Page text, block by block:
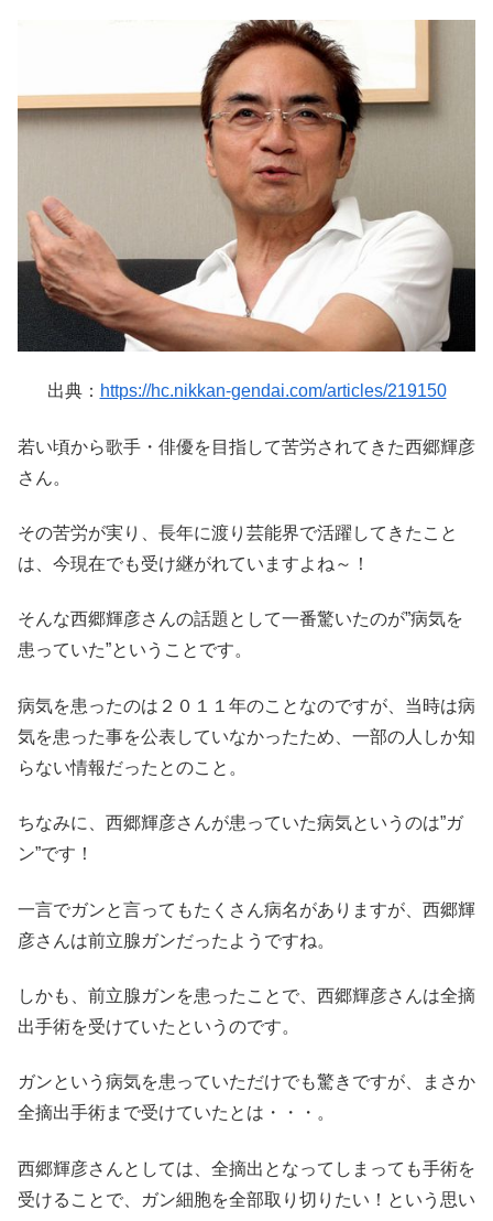
出典： https://hc.nikkan-gendai.com/articles/219150
若い頃から歌手・俳優を目指して苦労されてきた西郷輝彦
さん。
その苦労が実り、長年に渡り芸能界で活躍してきたこと
は、今現在でも受け継がれていますよね～！
そんな西郷輝彦さんの話題として一番驚いたのが”病気を
患っていた”ということです。
病気を患ったのは２０１１年のことなのですが、当時は病
気を患った事を公表していなかったため、一部の人しか知
らない情報だったとのこと。
ちなみに、西郷輝彦さんが患っていた病気というのは”ガ
ン”です！
一言でガンと言ってもたくさん病名がありますが、西郷輝
彦さんは前立腺ガンだったようですね。
しかも、前立腺ガンを患ったことで、西郷輝彦さんは全摘
出手術を受けていたというのです。
ガンという病気を患っていただけでも驚きですが、まさか
全摘出手術まで受けていたとは・・・。
西郷輝彦さんとしては、全摘出となってしまっても手術を
受けることで、ガン細胞を全部取り切りたい！という思い